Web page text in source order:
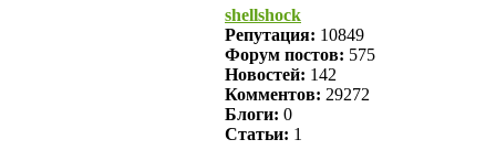
shellshock
Репутация: 10849
Форум постов: 575
Новостей: 142
Комментов: 29272
Блоги: 0
Статьи: 1